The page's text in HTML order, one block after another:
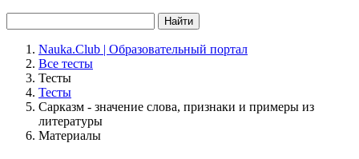
Найти
Nauka.Club | Образовательный портал
Все тесты
Тесты
Тесты
Сарказм - значение слова, признаки и примеры из
литературы
Материалы